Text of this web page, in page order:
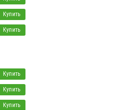
Купить
Купить
Купить
Купить
Купить